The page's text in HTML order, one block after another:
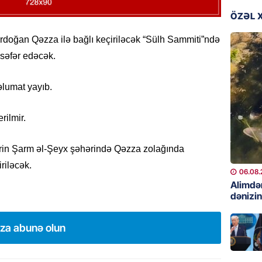
Qəzza ilə bağlı keçiriləcək “Sülh Sammiti”ndə
edəcək.
yayıb.
Şarm əl-Şeyx şəhərində Qəzza zolağında
abunə olun
GÜNDƏM
etdiyi
DOSYE
GÜNDƏM
David
bağlı
DÜNYA
Hakan
əl-
ÖZƏL